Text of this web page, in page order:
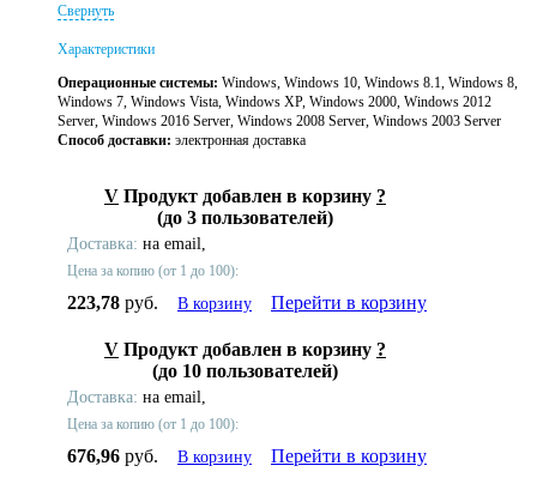
Свернуть
Характеристики
Операционные системы: Windows, Windows 10, Windows 8.1, Windows 8,
Windows 7, Windows Vista, Windows XP, Windows 2000, Windows 2012
Server, Windows 2016 Server, Windows 2008 Server, Windows 2003 Server
Способ доставки: электронная доставка
V Продукт добавлен в корзину ?
(до 3 пользователей)
Доставка: на email,
Цена за копию (от 1 до 100):
223,78 руб. В корзину Перейти в корзину
V Продукт добавлен в корзину ?
(до 10 пользователей)
Доставка: на email,
Цена за копию (от 1 до 100):
676,96 руб. В корзину Перейти в корзину